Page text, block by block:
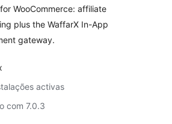
WooCommerce: affiliate
plus the WaffarX In-App
gateway.
activas
com 7.0.3